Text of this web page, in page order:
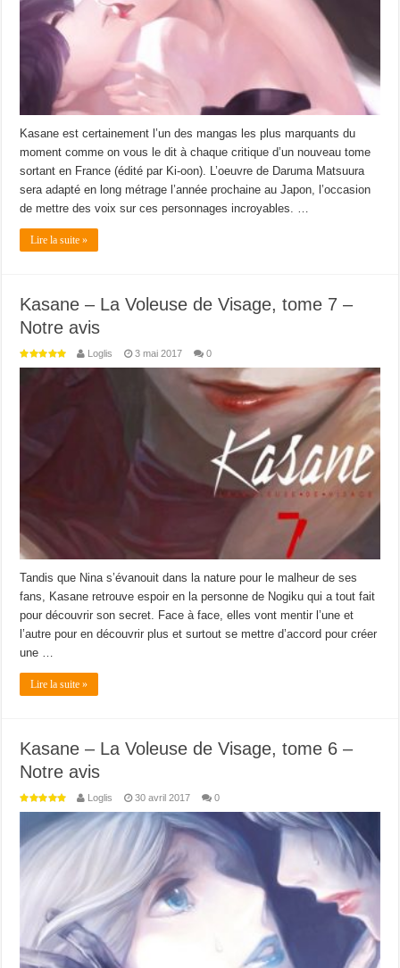
Kasane est certainement l’un des mangas les plus marquants du
moment comme on vous le dit à chaque critique d’un nouveau tome
sortant en France (édité par Ki-oon). L’oeuvre de Daruma Matsuura
sera adapté en long métrage l’année prochaine au Japon, l’occasion
de mettre des voix sur ces personnages incroyables. …
Lire la suite »
Kasane – La Voleuse de Visage, tome 7 –
Notre avis
Loglis 3 mai 2017 0
Tandis que Nina s’évanouit dans la nature pour le malheur de ses
fans, Kasane retrouve espoir en la personne de Nogiku qui a tout fait
pour découvrir son secret. Face à face, elles vont mentir l’une et
l’autre pour en découvrir plus et surtout se mettre d’accord pour créer
une …
Lire la suite »
Kasane – La Voleuse de Visage, tome 6 –
Notre avis
Loglis 30 avril 2017 0